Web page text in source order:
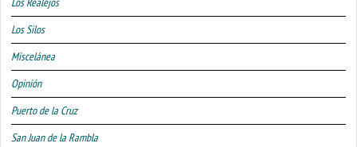
Los Silos
Miscelánea
Opinión
Puerto de la Cruz
San Juan de la Rambla